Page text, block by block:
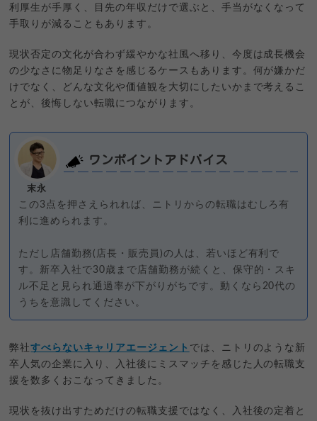
利厚生が手厚く、目先の年収だけで選ぶと、手当がなくなって
手取りが減ることもあります。
現状否定の文化が合わず緩やかな社風へ移り、今度は成長機会
の少なさに物足りなさを感じるケースもあります。何が嫌かだ
けでなく、どんな文化や価値観を大切にしたいかまで考えるこ
とが、後悔しない転職につながります。
末永
ワンポイントアドバイス
この3点を押さえられれば、ニトリからの転職はむしろ有
利に進められます。
ただし店舗勤務(店長・販売員)の人は、若いほど有利で
す。新卒入社で30歳まで店舗勤務が続くと、保守的・スキ
ル不足と見られ通過率が下がりがちです。動くなら20代の
うちを意識してください。
弊社すべらないキャリアエージェント では、ニトリのような新
卒人気の企業に入り、入社後にミスマッチを感じた人の転職支
援を数多くおこなってきました。
現状を抜け出すためだけの転職支援ではなく、入社後の定着と